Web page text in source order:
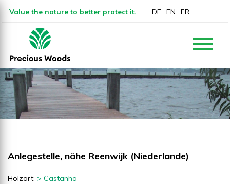
Value the nature to better protect it. DE EN FR
Anlegestelle, nähe Reenwijk (Niederlande)
Holzart: > Castanha